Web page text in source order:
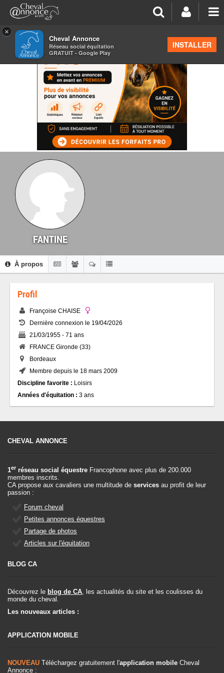
×
Cheval Annonce
Réseau social équitation
GRATUIT - Google Play
INSTALLER
FANTINE
À propos
Profil
Françoise CHAISE
Dernière connexion le 19/04/2026
21/03/1955 - 71 ans
FRANCE Gironde (33)
Bordeaux
Membre depuis le 18 mars 2009
Discipline favorite : Loisirs
Années d'équitation : 3 ans
CHEVAL ANNONCE
1er réseau social équestre Francophone avec plus de 200.000
membres inscrits.
CA propose aux cavaliers une multitude de services au profit de leur
passion :
Forum cheval
Petites annonces équestres
Partage de photos
Articles sur l'équitation
BLOG CA
Découvrez le blog de CA, les actualités du site et les coulisses du
monde du cheval.
Les nouveaux articles :
APPLICATION MOBILE
NOUVEAU Téléchargez gratuitement l'application mobile Cheval
Annonce :